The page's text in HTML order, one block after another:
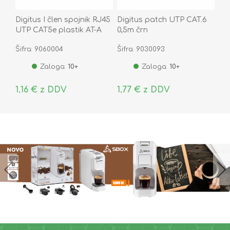
Digitus I člen spojnik RJ45
UTP CAT5e plastik AT-A
Šifra: 9060004
Zaloga: 10+
1,16 € z DDV
Digitus patch UTP CAT.6
0,5m črn
Šifra: 9030093
Zaloga: 10+
1,77 € z DDV